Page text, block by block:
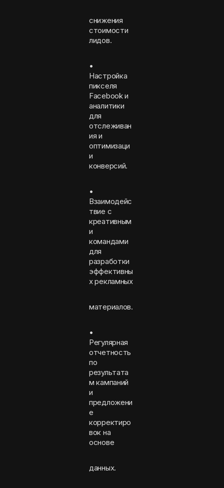
снижения
стоимости
лидов.
•
Настройка
пикселя
Facebook и
аналитики
для
отслеживан
ия и
оптимизаци
и
конверсий.
•
Взаимодейс
твие с
креативным
и
командами
для
разработки
эффективны
х рекламных
материалов.
•
Регулярная
отчетность
по
результата
м кампаний
и
предложени
е
корректиро
вок на
основе
данных.